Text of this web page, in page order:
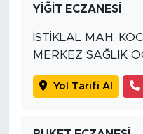
YİĞİT ECZANESİ
İSTİKLAL MAH.
MERKEZ SAĞLIK
Yol Tarifi Al